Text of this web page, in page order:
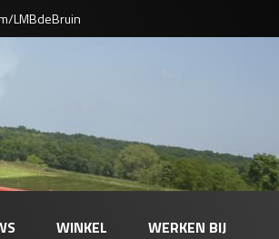
LMBdeBruin
WINKEL WERKEN BIJ